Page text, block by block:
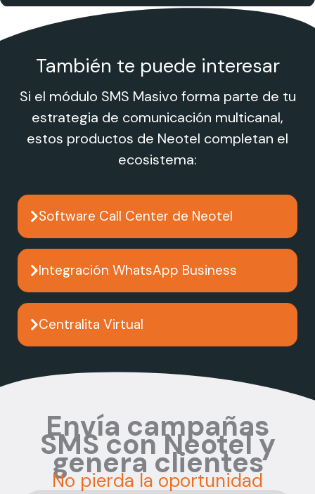
También te puede interesar
Si el módulo SMS Masivo forma parte de tu
estrategia de comunicación multicanal,
estos productos de Neotel completan el
ecosistema:
Software Call Center de Neotel
Integración WhatsApp Business
Centralita Virtual
Envía campañas
SMS con Neotel y
genera clientes
No pierda la oportunidad